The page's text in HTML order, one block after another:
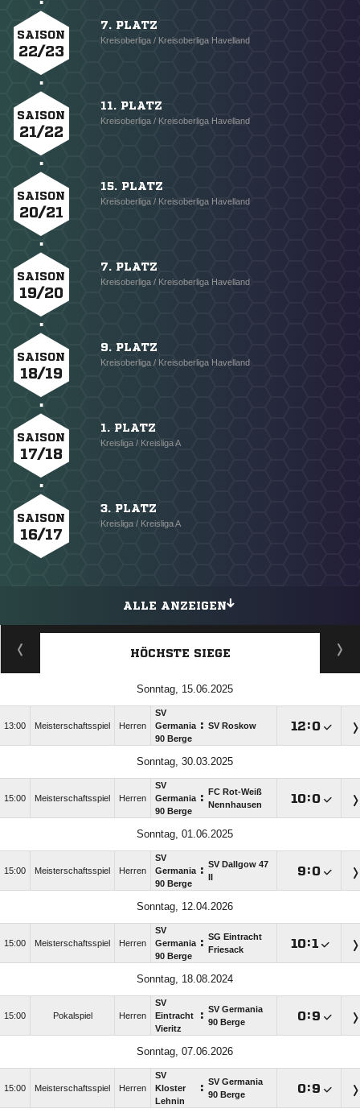
SAISON
22/23
7. PLATZ
Kreisoberliga / Kreisoberliga Havelland
SAISON
21/22
11. PLATZ
Kreisoberliga / Kreisoberliga Havelland
SAISON
20/21
15. PLATZ
Kreisoberliga / Kreisoberliga Havelland
SAISON
19/20
7. PLATZ
Kreisoberliga / Kreisoberliga Havelland
SAISON
18/19
9. PLATZ
Kreisoberliga / Kreisoberliga Havelland
SAISON
17/18
1. PLATZ
Kreisliga / Kreisliga A
SAISON
16/17
3. PLATZ
Kreisliga / Kreisliga A
ALLE ANZEIGEN
HÖCHSTE SIEGE
Sonntag, 15.06.2025
13:00 Meisterschaftsspiel Herren
SV
Germania
90 Berge
: SV Roskow :
Sonntag, 30.03.2025
15:00 Meisterschaftsspiel Herren
SV
Germania
90 Berge
:
FC Rot-Weiß
Nennhausen
:
Sonntag, 01.06.2025
15:00 Meisterschaftsspiel Herren
SV
Germania
90 Berge
: SV Dallgow 47
:
Sonntag, 12.04.2026
15:00 Meisterschaftsspiel Herren
SV
Germania
90 Berge
: SG Eintracht
Friesack
:
Sonntag, 18.08.2024
15:00 Pokalspiel Herren
SV
Eintracht
Vieritz
: SV Germania
90 Berge
:
Sonntag, 07.06.2026
15:00 Meisterschaftsspiel Herren
SV
Kloster
Lehnin
: SV Germania
90 Berge
: